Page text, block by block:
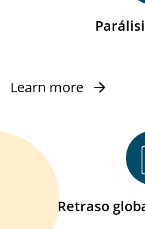
Learn more
Retraso